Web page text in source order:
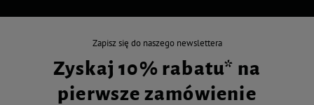
Zapisz się do naszego newslettera
Zyskaj 10% rabatu* na
pierwsze zamówienie